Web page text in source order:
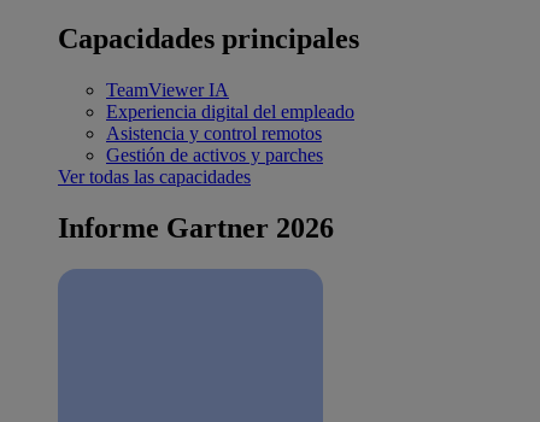
Capacidades principales
TeamViewer IA
Experiencia digital del empleado
Asistencia y control remotos
Gestión de activos y parches
Ver todas las capacidades
Informe Gartner 2026